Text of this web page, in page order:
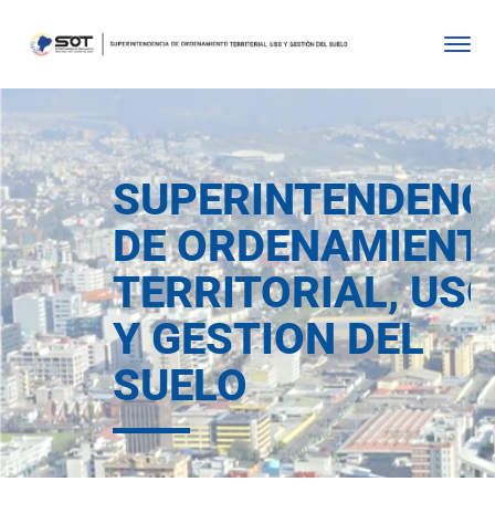
DE
TERRITORIAL,
Y GESTION DEL
SUELO